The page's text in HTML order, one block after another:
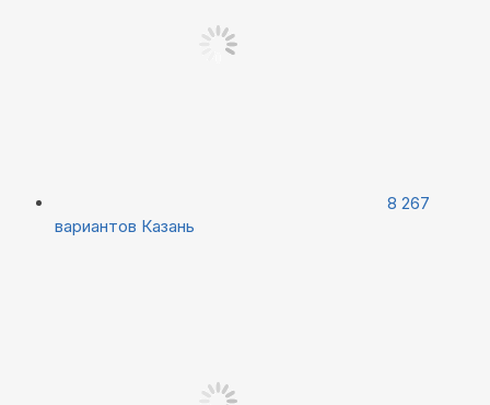
8 267
вариантов Казань